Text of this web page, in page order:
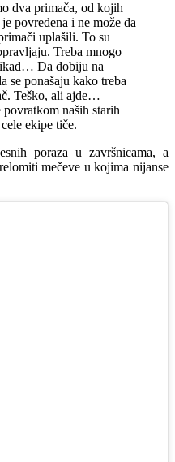
dva primača, od kojih
povređena i ne može da
uplašili. To su
Treba mnogo
Da dobiju na
se ponašaju kako treba
Teško, ali ajde…
povratkom naših starih
ekipe tiče.
poraza u završnicama, a
mečeve u kojima nijanse